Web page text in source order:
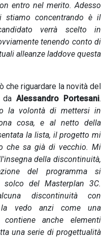
entro nel merito. Adesso
concentrando è il
verrà scelto in
tenendo conto di
alleanze laddove questa
che riguardare la novità del
daAlessandro Portesani.
la volontà di mettersi in
cosa, e al netto della
la lista, il progetto mi
che sa già di vecchio. Mi
della discontinuità,
del programma si
del Masterplan 3C.
discontinuità con
la vedo anzi come una
anche elementi
una serie di progettualità